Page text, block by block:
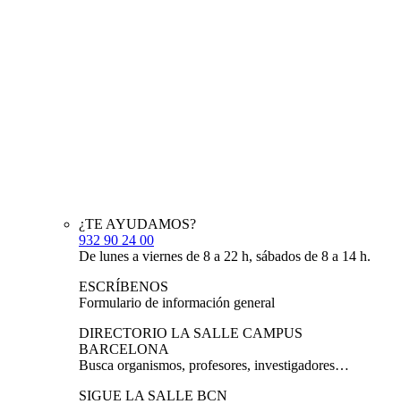
¿TE AYUDAMOS?
932 90 24 00
De lunes a viernes de 8 a 22 h, sábados de 8 a 14 h.
ESCRÍBENOS
Formulario de información general
DIRECTORIO LA SALLE CAMPUS
BARCELONA
Busca organismos, profesores, investigadores…
SIGUE LA SALLE BCN